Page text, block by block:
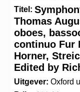
Titel:
Thomas
oboes,
continuo Fur
Horner,
Edited by
Uitgever: Oxford